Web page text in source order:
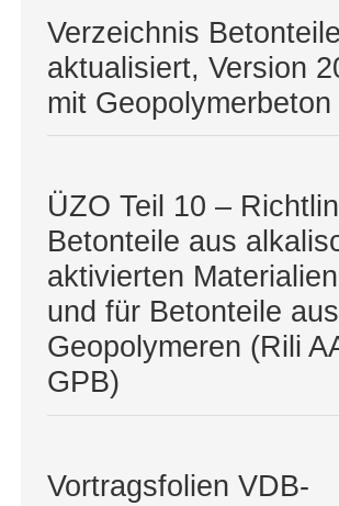
Verzeichnis Betonteile
aktualisiert, Version
mit Geopolymerbeton
ÜZO Teil 10 –
Betonteile aus
aktivierten
und für Betonteile aus
Geopolymeren (Rili
GPB)
Vortragsfolien VDB-